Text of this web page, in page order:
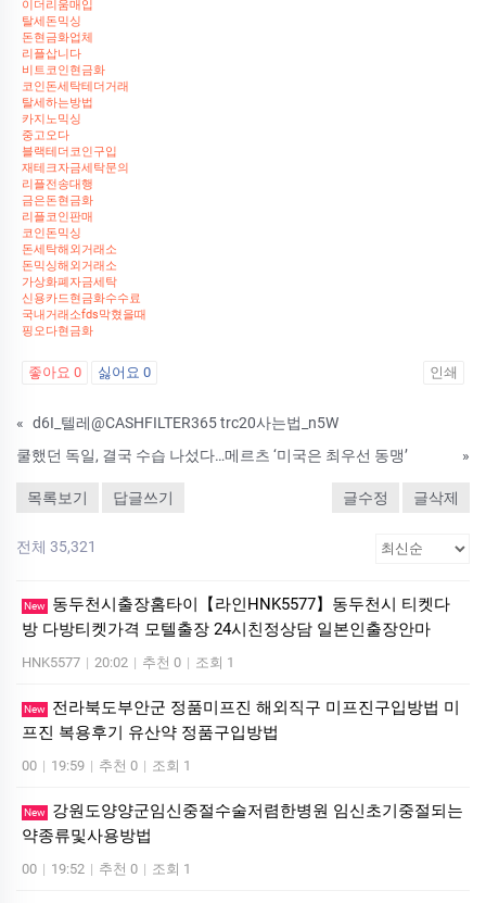
이더리움매입
탈세돈믹싱
돈현금화업체
리플삽니다
비트코인현금화
코인돈세탁테더거래
탈세하는방법
카지노믹싱
중고오다
블랙테더코인구입
재테크자금세탁문의
리플전송대행
금은돈현금화
리플코인판매
코인돈믹싱
돈세탁해외거래소
돈믹싱해외거래소
가상화폐자금세탁
신용카드현금화수수료
국내거래소fds막혔을때
핑오다현금화
좋아요 0 싫어요 0 인쇄
« d6I_텔레@CASHFILTER365 trc20사는법_n5W
쿨했던 독일, 결국 수습 나섰다…메르츠 ‘미국은 최우선 동맹’
»
목록보기 답글쓰기 글수정 글삭제
전체 35,321
New
동두천시출장홈타이【라인HNK5577】동두천시 티켓다
방 다방티켓가격 모텔출장 24시친정상담 일본인출장안마
HNK5577 | 20:02 | 추천 0 | 조회 1
New
전라북도부안군 정품미프진 해외직구 미프진구입방법 미
프진 복용후기 유산약 정품구입방법
00 | 19:59 | 추천 0 | 조회 1
New
강원도양양군임신중절수술저렴한병원 임신초기중절되는
약종류및사용방법
00 | 19:52 | 추천 0 | 조회 1